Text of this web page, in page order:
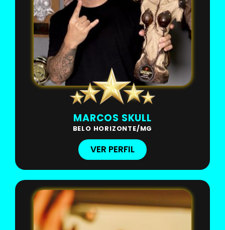
MARCOS SKULL
BELO HORIZONTE/MG
VER PERFIL